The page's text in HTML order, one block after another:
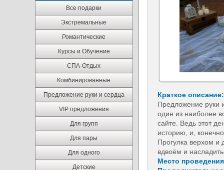
Все подарки
Экстремальные
Романтические
Курсы и Обучение
СПА-Отдых
Комбинированные
Предложение руки и сердца
VIP предложения
Для групп
Для пары
Для одного
Детские
Краткое описание:
Предложение руки
один из наиболее
сайте. Ведь этот
историю, и,
Прогулка верхом и
вдвоём и
Место